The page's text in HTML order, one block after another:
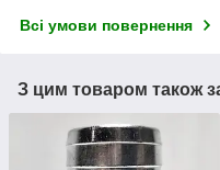
Всі умови повернення
З цим товаром також